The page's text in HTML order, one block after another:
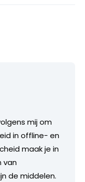
mij om
in offline- en
maak je in
van
de middelen.